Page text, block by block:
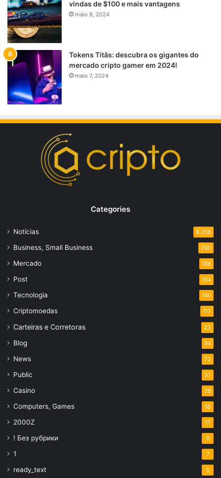
vindas de $100 e mais vantagens
maio 9, 2024
Tokens Titãs: descubra os gigantes do
mercado cripto gamer em 2024!
maio 7, 2024
Categories
Notícias 8.358
Business, Small Business 290
Mercado 188
Post 164
Tecnologia 140
Criptomoedas 117
Carteiras e Corretoras 23
Blog 94
News 72
Public 37
Casino 26
Computers, Games 16
2000Z 11
! Без рубрики 9
1 7
ready_text 5